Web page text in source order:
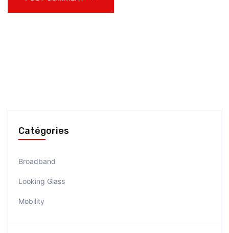
Catégories
Broadband
Looking Glass
Mobility